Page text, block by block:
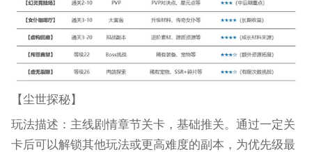
【尘世探秘】
玩法描述：主线剧情章节关卡，基础推关。通过一定关
卡后可以解锁其他玩法或更高难度的副本，为优先级最